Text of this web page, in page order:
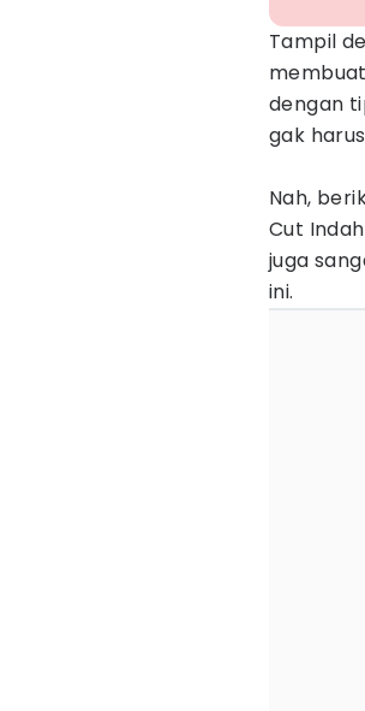
Tampil
dengan
gak
Nah,
Cut
juga
ini.